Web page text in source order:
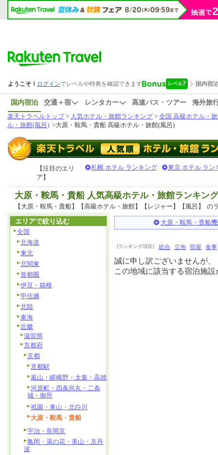
国内宿泊 交通＋宿 レンタカー 高速バス・ツアー
海外旅
楽天トラベルトップ> 人気ホテル・旅館ランキング > 全国 高級ホテル・
ル・旅館(風呂) >大原・鞍馬・貴船 高級ホテル・旅館(風呂)
【注目のエリ
ア】
札幌 ホテル ランキング 東京 ホテル ラン
大原・鞍馬・貴船 人気高級ホテル・旅館ランキン
【大原・鞍馬・貴船】【高級ホテル・旅館】【レジャー】【風呂】 の
大原・鞍馬・貴船
[ランキング項目] 総合 立地 部屋 食事
誠に申し訳ございませんが、
この地域に該当する宿泊施
エリアで絞り込む
全国
北海道
東北
北関東
首都圏
伊豆・箱根
甲信越
北陸
東海
近畿
滋賀県
京都府
京都
京都駅
嵐山・嵯峨野・太秦・高雄
河原町・四条烏丸・二条
城・御所
祇園・東山・北白川
大原・鞍馬・貴船
宇治・長岡京
亀岡・湯の花・美山・京丹
波